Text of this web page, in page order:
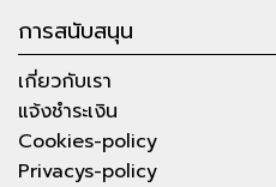
การสนับสนุน
เกี่ยวกับเรา
แจ้งชำระเงิน
Cookies-policy
Privacys-policy